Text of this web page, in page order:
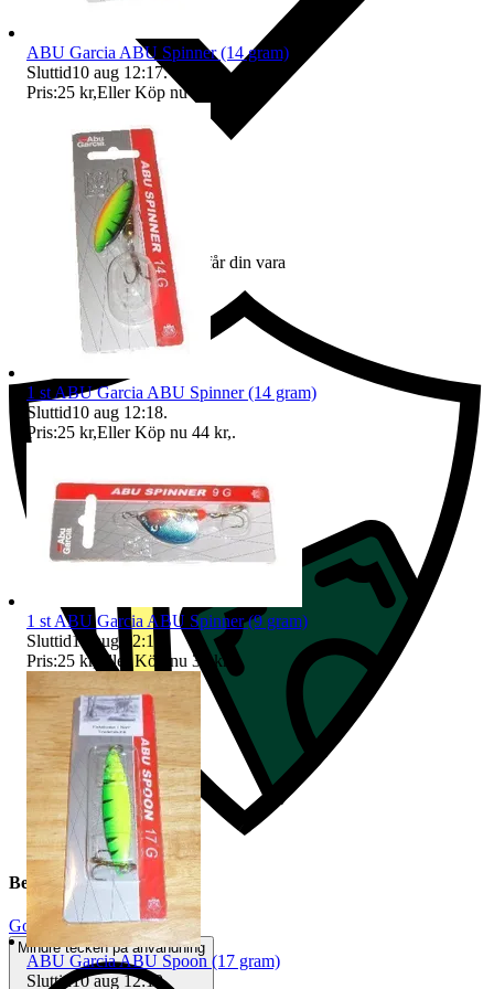
Ersättning om du inte får din vara
Beskrivning
Gott använt skick
Mindre tecken på användning
ABU Garcia ABU Spinner (14 gram)
Sluttid10 aug 12:17.
Pris:25 kr,Eller Köp nu
1 st ABU Garcia ABU Spinner (14 gram)
Sluttid10 aug 12:18.
Pris:25 kr,Eller Köp nu 44 kr,.
1 st ABU Garcia ABU Spinner (9 gram)
Sluttid10 aug 12:18
Pris:25 kr Eller Köp nu 35 kr
ABU Garcia ABU Spoon (17 gram)
Sluttid10 aug 12:19.